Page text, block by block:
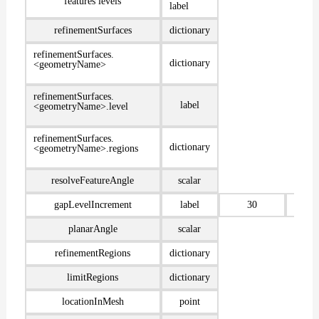
label
refinementSurfaces dictionary
refinementSurfaces.
<geometryName>
dictionary
refinementSurfaces.
<geometryName>.level
label
refinementSurfaces.
<geometryName>.regions
dictionary
resolveFeatureAngle scalar
gapLevelIncrement label 30
planarAngle scalar
refinementRegions dictionary
limitRegions dictionary
locationInMesh point